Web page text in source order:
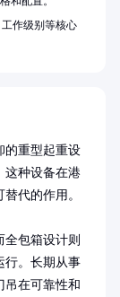
的重型起重设
这种设备在港
代的作用。
包箱设计则
行。长期从事
吊在可靠性和
作级别等核心